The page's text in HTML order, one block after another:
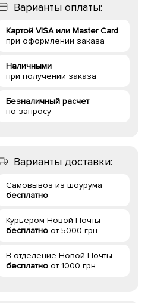
Варианты оплаты:
Картой VISA или Master Card
при оформлении заказа
Наличными
при получении заказа
Безналичный расчет
по запросу
Варианты доставки:
Самовывоз из шоурума
бесплатно
Курьером Новой Почты
бесплатно от 5000 грн
В отделение Новой Почты
бесплатно от 1000 грн